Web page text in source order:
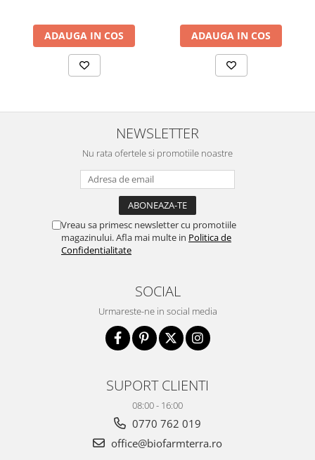
ADAUGA IN COS ADAUGA IN COS
NEWSLETTER
Nu rata ofertele si promotiile noastre
Vreau sa primesc newsletter cu promotiile
magazinului. Afla mai multe in Politica de
Confidentialitate
SOCIAL
Urmareste-ne in social media
SUPORT CLIENTI
08:00 - 16:00
0770 762 019
office@biofarmterra.ro